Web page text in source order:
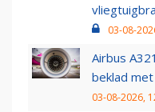
03-08-
Airbus
beklad
03-08-2026,